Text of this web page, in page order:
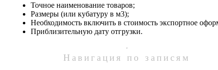
Точное наименование товаров;
Размеры (или кубатуру в м3);
Необходимость включить в стоимость экспортное
Приблизительную дату отгрузки.
Навигация по записям